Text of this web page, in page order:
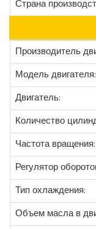
Страна
Производитель
Модель двигателя:
Двигатель:
Количество
Частота вращения:
Регулятор
Тип охлаждения:
Объем масла в